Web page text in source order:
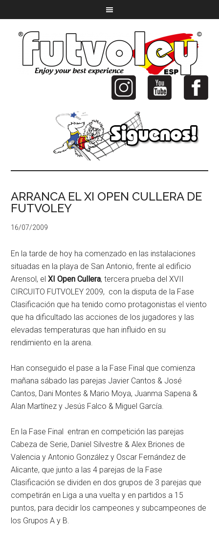
ARRANCA EL XI OPEN CULLERA DE
FUTVOLEY
16/07/2009
En la tarde de hoy ha comenzado en las instalaciones
situadas en la playa de San Antonio, frente al edificio
Arensol, elXI Open Cullera, tercera prueba del XVII
CIRCUITO FUTVOLEY 2009, con la disputa de la Fase
Clasificación que ha tenido como protagonistas el viento
que ha dificultado las acciones de los jugadores y las
elevadas temperaturas que han influido en su
rendimiento en la arena.
Han conseguido el pase a la Fase Final que comienza
mañana sábado las parejas Javier Cantos & José
Cantos, Dani Montes & Mario Moya, Juanma Sapena &
Alan Martínez y Jesús Falco & Miguel García.
En la Fase Final entran en competición las parejas
Cabeza de Serie, Daniel Silvestre & Alex Briones de
Valencia y Antonio González y Oscar Fernández de
Alicante, que junto a las 4 parejas de la Fase
Clasificación se dividen en dos grupos de 3 parejas que
competirán en Liga a una vuelta y en partidos a 15
puntos, para decidir los campeones y subcampeones de
los Grupos A y B.